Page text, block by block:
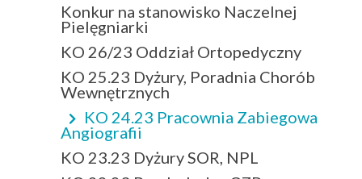
Konkur na stanowisko Naczelnej
Pielęgniarki
KO 26/23 Oddział Ortopedyczny
KO 25.23 Dyżury, Poradnia Chorób
Wewnętrznych
KO 24.23 Pracownia Zabiegowa
Angiografii
KO 23.23 Dyżury SOR, NPL